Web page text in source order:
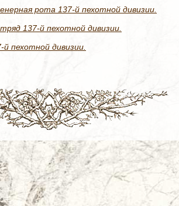
рота 137-й пехотной дивизии.
137-й пехотной дивизии.
пехотной дивизии.